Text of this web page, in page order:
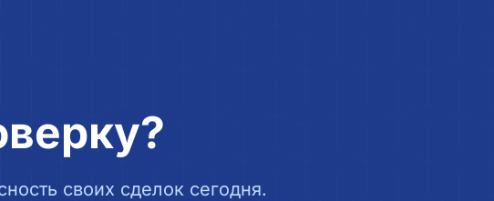
своих сделок сегодня.